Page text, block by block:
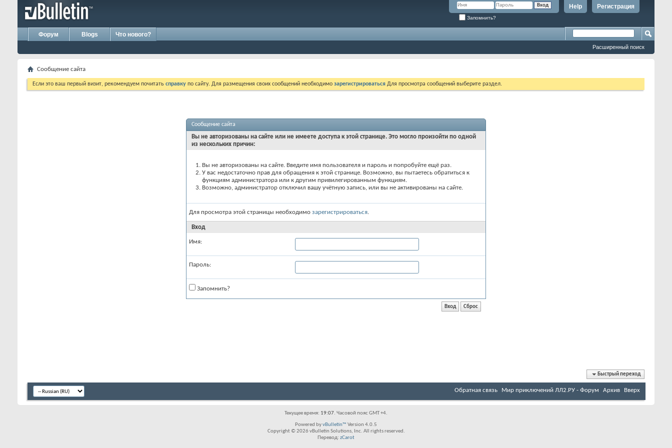
Регистрация
Help
Запомнить?
Форум Blogs Что нового?
Расширенный поиск
Сообщение сайта
Если это ваш первый визит, рекомендуем почитать справку по сайту. Для размещения своих сообщений необходимо зарегистрироваться Для просмотра сообщений выберите раздел.
Сообщение сайта
Вы не авторизованы на сайте или не имеете доступа к этой странице. Это могло произойти по одной
из нескольких причин:
Вы не авторизованы на сайте. Введите имя пользователя и пароль и попробуйте ещё раз.
У вас недостаточно прав для обращения к этой странице. Возможно, вы пытаетесь обратиться к
функциям администратора или к другим привилегированным функциям.
Возможно, администратор отключил вашу учётную запись, или вы не активированы на сайте.
Для просмотра этой страницы необходимо зарегистрироваться.
Вход
Имя:
Пароль:
Запомнить?
Быстрый переход
Обратная связь Мир приключений ЛЛ2.РУ - Форум Архив Вверх
Текущее время: 19:07. Часовой пояс GMT +4.
Powered byvBulletin™ Version 4.0.5
Copyright © 2026 vBulletin Solutions, Inc. All rights reserved.
Перевод: zCarot